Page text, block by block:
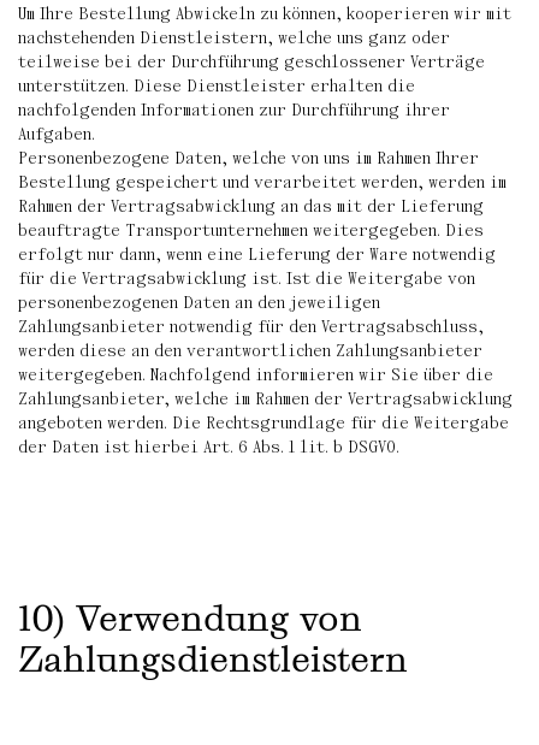
Um Ihre Bestellung Abwickeln zu können, kooperieren wir mit
nachstehenden Dienstleistern, welche uns ganz oder
teilweise bei der Durchführung geschlossener Verträge
unterstützen. Diese Dienstleister erhalten die
nachfolgenden Informationen zur Durchführung ihrer
Aufgaben.
Personenbezogene Daten, welche von uns im Rahmen Ihrer
Bestellung gespeichert und verarbeitet werden, werden im
Rahmen der Vertragsabwicklung an das mit der Lieferung
beauftragte Transportunternehmen weitergegeben. Dies
erfolgt nur dann, wenn eine Lieferung der Ware notwendig
für die Vertragsabwicklung ist. Ist die Weitergabe von
personenbezogenen Daten an den jeweiligen
Zahlungsanbieter notwendig für den Vertragsabschluss,
werden diese an den verantwortlichen Zahlungsanbieter
weitergegeben. Nachfolgend informieren wir Sie über die
Zahlungsanbieter, welche im Rahmen der Vertragsabwicklung
angeboten werden. Die Rechtsgrundlage für die Weitergabe
der Daten ist hierbei Art. 6 Abs. 1 lit. b DSGVO.
10) Verwendung von
Zahlungsdienstleistern